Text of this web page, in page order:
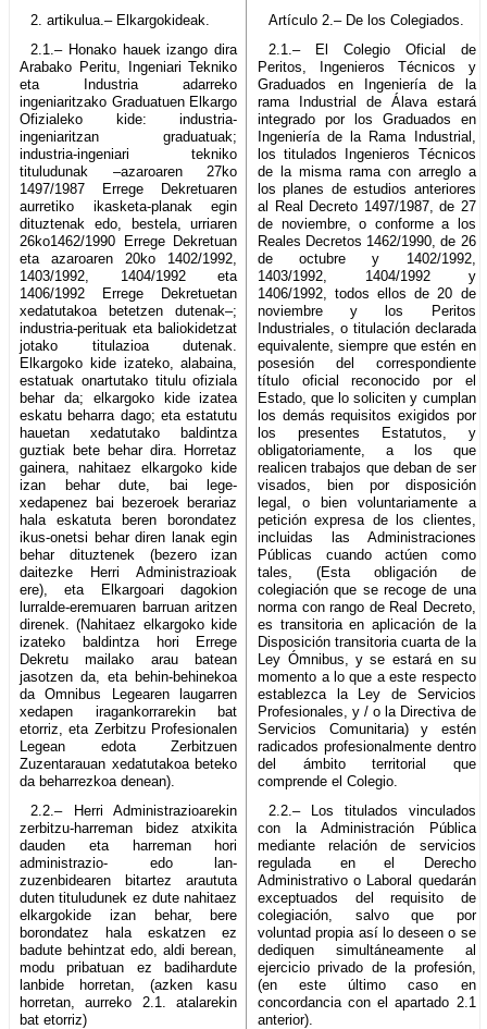
2. artikulua.– Elkargokideak.
Artículo 2.– De los Colegiados.
2.1.– Honako hauek izango dira
Arabako Peritu, Ingeniari Tekniko
eta Industria adarreko
ingeniaritzako Graduatuen Elkargo
Ofizialeko kide: industria-
ingeniaritzan graduatuak;
industria-ingeniari tekniko
tituludunak –azaroaren 27ko
1497/1987 Errege Dekretuaren
aurretiko ikasketa-planak egin
dituztenak edo, bestela, urriaren
26ko1462/1990 Errege Dekretuan
eta azaroaren 20ko 1402/1992,
1403/1992, 1404/1992 eta
1406/1992 Errege Dekretuetan
xedatutakoa betetzen dutenak–;
industria-perituak eta baliokidetzat
jotako titulazioa dutenak.
Elkargoko kide izateko, alabaina,
estatuak onartutako titulu ofiziala
behar da; elkargoko kide izatea
eskatu beharra dago; eta estatutu
hauetan xedatutako baldintza
guztiak bete behar dira. Horretaz
gainera, nahitaez elkargoko kide
izan behar dute, bai lege-
xedapenez bai bezeroek berariaz
hala eskatuta beren borondatez
ikus-onetsi behar diren lanak egin
behar dituztenek (bezero izan
daitezke Herri Administrazioak
ere), eta Elkargoari dagokion
lurralde-eremuaren barruan aritzen
direnek. (Nahitaez elkargoko kide
izateko baldintza hori Errege
Dekretu mailako arau batean
jasotzen da, eta behin-behinekoa
da Omnibus Legearen laugarren
xedapen iragankorrarekin bat
etorriz, eta Zerbitzu Profesionalen
Legean edota Zerbitzuen
Zuzentarauan xedatutakoa beteko
da beharrezkoa denean).
2.1.– El Colegio Oficial de
Peritos, Ingenieros Técnicos y
Graduados en Ingeniería de la
rama Industrial de Álava estará
integrado por los Graduados en
Ingeniería de la Rama Industrial,
los titulados Ingenieros Técnicos
de la misma rama con arreglo a
los planes de estudios anteriores
al Real Decreto 1497/1987, de 27
de noviembre, o conforme a los
Reales Decretos 1462/1990, de 26
de octubre y 1402/1992,
1403/1992, 1404/1992 y
1406/1992, todos ellos de 20 de
noviembre y los Peritos
Industriales, o titulación declarada
equivalente, siempre que estén en
posesión del correspondiente
título oficial reconocido por el
Estado, que lo soliciten y cumplan
los demás requisitos exigidos por
los presentes Estatutos, y
obligatoriamente, a los que
realicen trabajos que deban de ser
visados, bien por disposición
legal, o bien voluntariamente a
petición expresa de los clientes,
incluidas las Administraciones
Públicas cuando actúen como
tales, (Esta obligación de
colegiación que se recoge de una
norma con rango de Real Decreto,
es transitoria en aplicación de la
Disposición transitoria cuarta de la
Ley Ómnibus, y se estará en su
momento a lo que a este respecto
establezca la Ley de Servicios
Profesionales, y / o la Directiva de
Servicios Comunitaria) y estén
radicados profesionalmente dentro
del ámbito territorial que
comprende el Colegio.
2.2.– Herri Administrazioarekin
zerbitzu-harreman bidez atxikita
dauden eta harreman hori
administrazio- edo lan-
zuzenbidearen bitartez araututa
duten tituludunek ez dute nahitaez
elkargokide izan behar, bere
borondatez hala eskatzen ez
badute behintzat edo, aldi berean,
modu pribatuan ez badihardute
lanbide horretan, (azken kasu
horretan, aurreko 2.1. atalarekin
bat etorriz)
2.2.– Los titulados vinculados
con la Administración Pública
mediante relación de servicios
regulada en el Derecho
Administrativo o Laboral quedarán
exceptuados del requisito de
colegiación, salvo que por
voluntad propia así lo deseen o se
dediquen simultáneamente al
ejercicio privado de la profesión,
(en este último caso en
concordancia con el apartado 2.1
anterior).